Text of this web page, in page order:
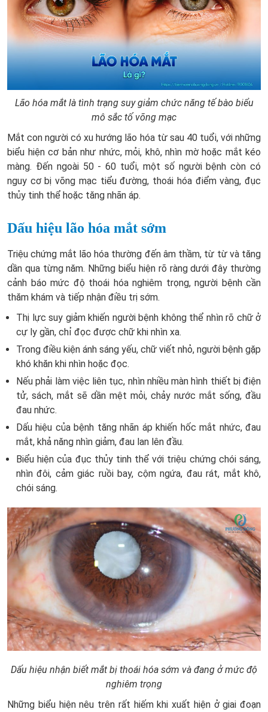
Lão hóa mắt là tình trạng suy giảm chức năng tế bào biểu
mô sắc tố võng mạc
Mắt con người có xu hướng lão hóa từ sau 40 tuổi, với những
biểu hiện cơ bản như nhức, mỏi, khô, nhìn mờ hoặc mắt kéo
màng. Đến ngoài 50 - 60 tuổi, một số người bệnh còn có
nguy cơ bị võng mạc tiểu đường, thoái hóa điểm vàng, đục
thủy tinh thể hoặc tăng nhãn áp.
Dấu hiệu lão hóa mắt sớm
Triệu chứng mắt lão hóa thường đến âm thầm, từ từ và tăng
dần qua từng năm. Những biểu hiện rõ ràng dưới đây thường
cảnh báo mức độ thoái hóa nghiêm trọng, người bệnh cần
thăm khám và tiếp nhận điều trị sớm.
Thị lực suy giảm khiến người bệnh không thể nhìn rõ chữ ở
cự ly gần, chỉ đọc được chữ khi nhìn xa.
Trong điều kiện ánh sáng yếu, chữ viết nhỏ, người bệnh gặp
khó khăn khi nhìn hoặc đọc.
Nếu phải làm việc liên tục, nhìn nhiều màn hình thiết bị điện
tử, sách, mắt sẽ dần mệt mỏi, chảy nước mắt sống, đầu
đau nhức.
Dấu hiệu của bệnh tăng nhãn áp khiến hốc mắt nhức, đau
mắt, khả năng nhìn giảm, đau lan lên đầu.
Biểu hiện của đục thủy tinh thể với triệu chứng chói sáng,
nhìn đôi, cảm giác ruồi bay, cộm ngứa, đau rát, mắt khô,
chói sáng.
Dấu hiệu nhận biết mắt bị thoái hóa sớm và đang ở mức độ
nghiêm trọng
Những biểu hiện nêu trên rất hiếm khi xuất hiện ở giai đoạn